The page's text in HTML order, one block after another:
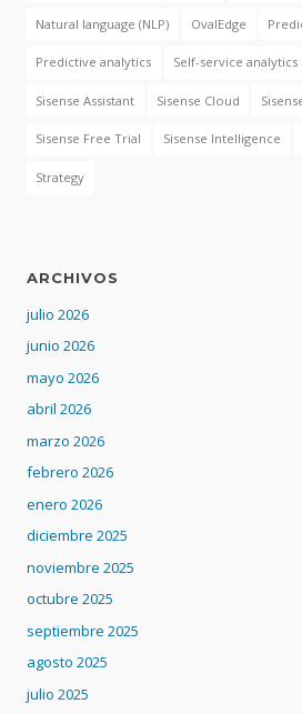
Natural language (NLP) OvalEdge
Predictive analytics Self-service analytics
Sisense Assistant Sisense Cloud
Sisense Free Trial Sisense Intelligence
Strategy
ARCHIVOS
julio 2026
junio 2026
mayo 2026
abril 2026
marzo 2026
febrero 2026
enero 2026
diciembre 2025
noviembre 2025
octubre 2025
septiembre 2025
agosto 2025
julio 2025